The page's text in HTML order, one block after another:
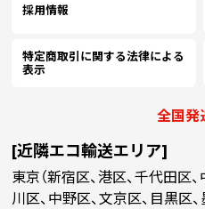
採用情報
特定商取引に関する法律による
表示
全国発
[近隣エコ輸送エリア]
東京（新宿区、港区、千代田区
川区、中野区、文京区、目黒区